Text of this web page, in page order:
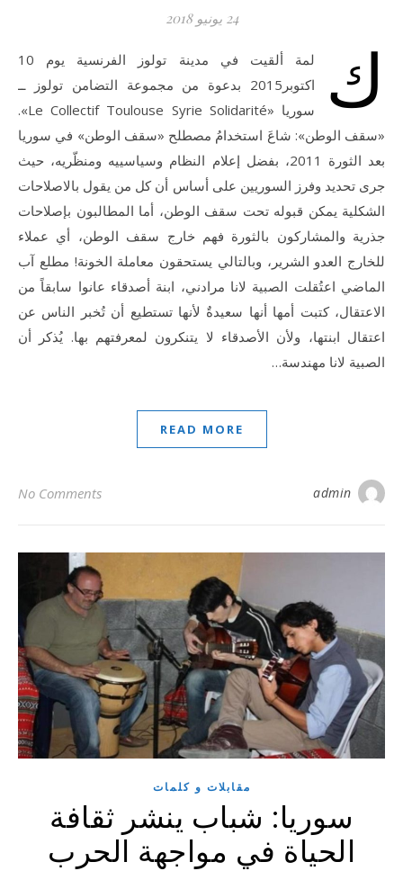
24 يونيو 2018
ك
لمة ألقيت في مدينة تولوز الفرنسية يوم 10
اكتوبر2015 بدعوة من مجموعة التضامن تولوز ــ
سوريا «Le Collectif Toulouse Syrie Solidarité».
«سقف الوطن»: شاعَ استخدامُ مصطلح «سقف الوطن» في سوريا
بعد الثورة 2011، بفضل إعلام النظام وسياسييه ومنظّريه، حيث
جرى تحديد وفرز السوريين على أساس أن كل من يقول بالاصلاحات
الشكلية يمكن قبوله تحت سقف الوطن، أما المطالبون بإصلاحات
جذرية والمشاركون بالثورة فهم خارج سقف الوطن، أي عملاء
للخارج العدو الشرير، وبالتالي يستحقون معاملة الخونة! مطلع آب
الماضي اعتُقلت الصبية لانا مرادني، ابنة أصدقاء عانوا سابقاً من
الاعتقال، كتبت أمها أنها سعيدةٌ لأنها تستطيع أن تُخبر الناس عن
اعتقال ابنتها، ولأن الأصدقاء لا يتنكرون لمعرفتهم بها. يُذكر أن
الصبية لانا مهندسة…
READ MORE
admin
No Comments
مقابلات و كلمات
سوريا: شباب ينشر ثقافة
الحياة في مواجهة الحرب